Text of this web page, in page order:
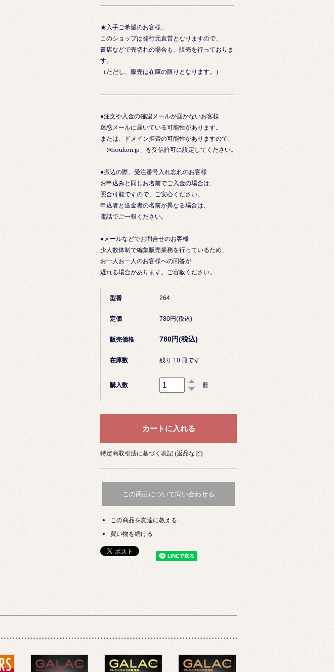
――――――――――――――――――――――
★入手ご希望のお客様、
このショップは発行元直営となりますので、
書店などで売切れの場合も、販売を行っておりま
す。
（ただし、販売は在庫の限りとなります。）
――――――――――――――――――――――
●注文や入金の確認メールが届かないお客様
迷惑メールに届いている可能性があります。
または、ドメイン拒否の可能性がありますので、
「@houkon.jp」を受信許可に設定してください。
●振込の際、受注番号入れ忘れのお客様
お申込みと同じお名前でご入金の場合は、
照合可能ですので、ご安心ください。
申込者と送金者の名前が異なる場合は、
電話でご一報ください。
●メールなどでお問合せのお客様
少人数体制で編集販売業務を行っているため、
お一人お一人のお客様への回答が
遅れる場合があります。ご容赦ください。
型番 264
定価 780円(税込)
販売価格 780円(税込)
在庫数 残り 10 冊です
購入数 冊
特定商取引法に基づく表記 (返品など)
この商品について問い合わせる
この商品を友達に教える
買い物を続ける